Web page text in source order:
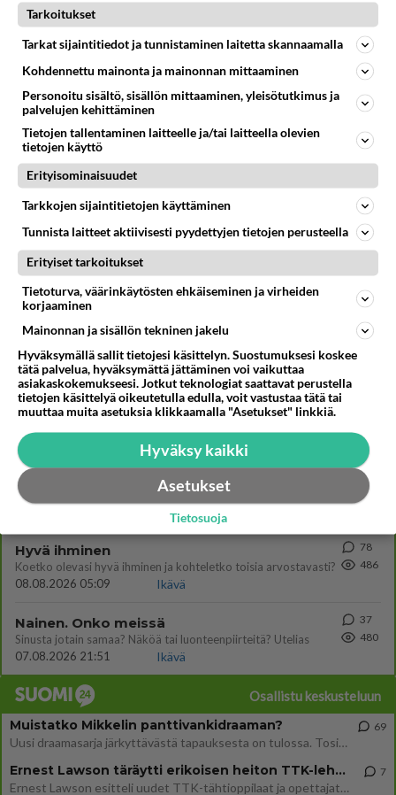
Ikävä
Muistatko Mikkelin panttivankidraaman?
07.08.2026 07:39
Maailman menoa
69
761
07.08.2026 12:07
65
755
Mitä haluaisit kysyä tänään
Kaivatultasi? Anna jokin tunniste itsestäni tai hänestä.
721
En välitä sinusta yhtään
Olet pelkkä itsestään liikoja luuleva ämmä. Kierrän sinut kaukaa nyt ja aina. Olit mulle pelkkä lelu vaan.
07.08.2026 17:14
Ikävä
654
Ei se nainen edes oo
mitenkään nätti 🤣🤣🤣🤣🤣
08.08.2026 19:19
Ikävä
62
Ernest Lawson täräytti erikoisen heiton TTK-lehdistötilaisuudessa: " Onko tässä tarkoituksena...?"
07.08.2026 07:20
Olen luovuttanut
Ikävä
33
603
Hyvä ihminen
Koetko olevasi hyvä ihminen ja kohteletko toisia arvostavasti?
08.08.2026 05:09
Ikävä
78
486
Nainen. Onko meissä
Sinusta jotain samaa? Näköä tai luonteenpiirteitä? Utelias
07.08.2026 21:51
Ikävä
37
480
Osallistu keskusteluun
Muistatko Mikkelin panttivankidraaman?
Uusi draamasarja järkyttävästä tapauksesta on tulossa. Tositapahtumiin perustuva sarja ammentaa vuoden 1986 Mikkelin pan
69
Ernest Lawson täräytti erikoisen heiton TTK-lehdistötilaisuudessa: " Onko tässä tarkoituksena...?"
Ernest Lawson esitteli uudet TTK-tähtioppilaat ja opettajat torstaina 6.8. lehdistölle. Tulevalla kaudella on yksi hausk
7
Tarkoitukset
Tarkat sijaintitiedot ja tunnistaminen laitetta skannaamalla
Kohdennettu mainonta ja mainonnan mittaaminen
Personoitu sisältö, sisällön mittaaminen, yleisötutkimus ja
palvelujen kehittäminen
Tietojen tallentaminen laitteelle ja/tai laitteella olevien
tietojen käyttö
Erityisominaisuudet
Tarkkojen sijaintitietojen käyttäminen
Tunnista laitteet aktiivisesti pyydettyjen tietojen perusteella
Erityiset tarkoitukset
Tietoturva, väärinkäytösten ehkäiseminen ja virheiden
korjaaminen
Mainonnan ja sisällön tekninen jakelu
Hyväksymällä sallit tietojesi käsittelyn. Suostumuksesi koskee
tätä palvelua, hyväksymättä jättäminen voi vaikuttaa
asiakaskokemukseesi. Jotkut teknologiat saattavat perustella
tietojen käsittelyä oikeutetulla edulla, voit vastustaa tätä tai
muuttaa muita asetuksia klikkaamalla "Asetukset" linkkiä.
Hyväksy kaikki
Asetukset
Tietosuoja